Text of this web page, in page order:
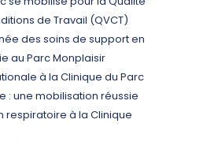
de Travail (QVCT)
des soins de support en
au Parc Monplaisir
à la Clinique du Parc
: une mobilisation réussie
respiratoire à la Clinique